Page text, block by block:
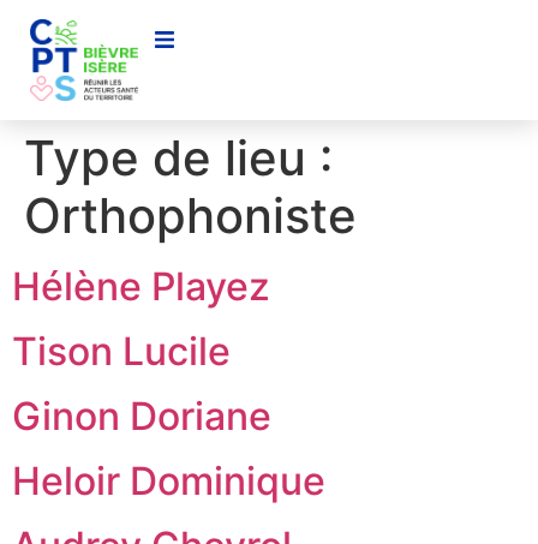
principal
Type de lieu :
Orthophoniste
Hélène Playez
Tison Lucile
Ginon Doriane
Heloir Dominique